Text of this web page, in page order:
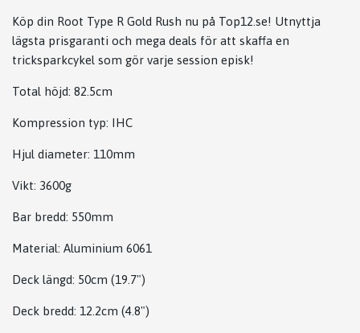
Köp din Root Type R Gold Rush nu på Top12.se! Utnyttja
lägsta prisgaranti och mega deals för att skaffa en
tricksparkcykel som gör varje session episk!
Total höjd: 82.5cm
Kompression typ: IHC
Hjul diameter: 110mm
Vikt: 3600g
Bar bredd: 550mm
Material: Aluminium 6061
Deck längd: 50cm (19.7")
Deck bredd: 12.2cm (4.8")